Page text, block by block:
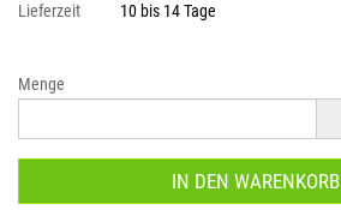
Lieferzeit 10 bis 14 Tage
Menge
IN DEN WARENKORB